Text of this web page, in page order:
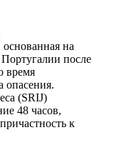
на
после
время
опасения.
(SRIJ)
48 часов,
к